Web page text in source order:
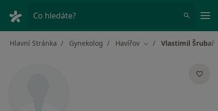
Co hledáte?
Hlavní Stránka Gynekolog Havířov Změna města
Vlastimil Šrubař